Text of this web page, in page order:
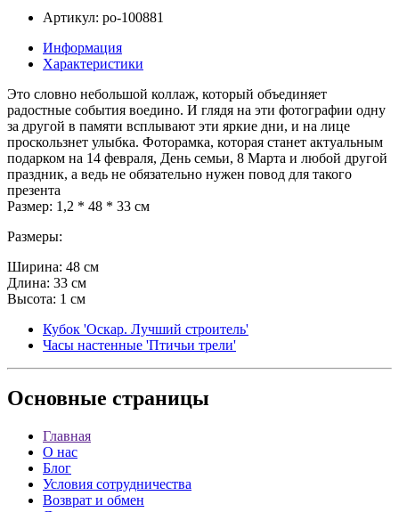
Артикул: po-100881
Информация
Характеристики
Это словно небольшой коллаж, который объединяет
радостные события воедино. И глядя на эти фотографии одну
за другой в памяти всплывают эти яркие дни, и на лице
проскользнет улыбка. Фоторамка, которая станет актуальным
подарком на 14 февраля, День семьи, 8 Марта и любой другой
праздник, а ведь не обязательно нужен повод для такого
презента
Размер: 1,2 * 48 * 33 см
Размеры:
Ширина: 48 см
Длина: 33 см
Высота: 1 см
Кубок 'Оскар. Лучший строитель'
Часы настенные 'Птичьи трели'
Основные страницы
Главная
О нас
Блог
Условия сотрудничества
Возврат и обмен